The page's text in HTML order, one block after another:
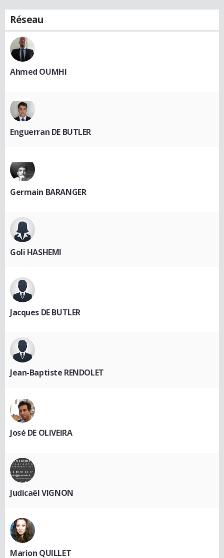
Réseau
Ahmed OUMHI
Enguerran DE BUTLER
Germain BARANGER
Goli HASHEMI
Jacques DE BUTLER
Jean-Baptiste RENDOLET
José DE OLIVEIRA
Judicaël VIGNON
Marion QUILLET